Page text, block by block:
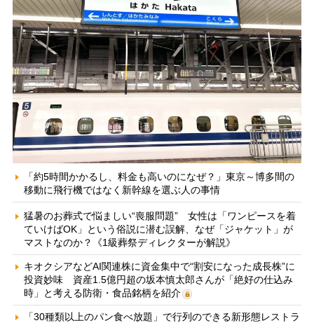
「約5時間かかるし、料金も高いのになぜ？」東京～博多間の
移動に飛行機ではなく新幹線を選ぶ人の事情
猛暑のお葬式で悩ましい“喪服問題” 女性は「ワンピースを着
ていけばOK」という俗説に潜む誤解、なぜ「ジャケット」が
マストなのか？《1級葬祭ディレクターが解説》
キオクシアなどAI関連株に資金集中で“割安になった成長株”に
投資妙味 資産1.5億円超の坂本慎太郎さんが「絶好の仕込み
時」と考える防衛・食品銘柄を紹介
「30種類以上のパン食べ放題」で行列のできる新形態レストラ